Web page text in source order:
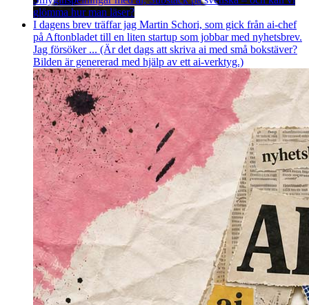
glömma hur man läser?
I dagens brev träffar jag Martin Schori, som gick från ai-chef
på Aftonbladet till en liten startup som jobbar med nyhetsbrev.
Jag försöker ... (Är det dags att skriva ai med små bokstäver?
Bilden är genererad med hjälp av ett ai-verktyg.)